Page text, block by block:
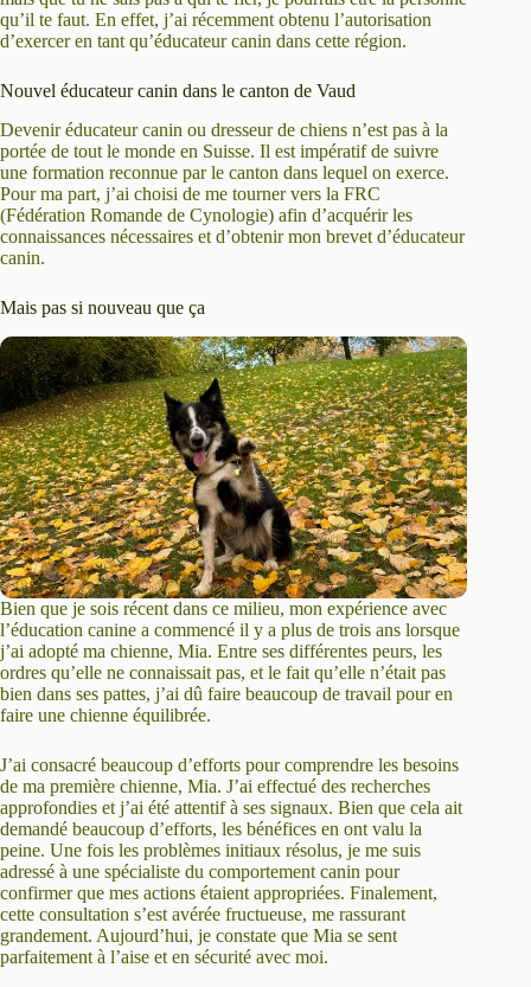
qu’il te faut. En effet, j’ai récemment obtenu l’autorisation
d’exercer en tant qu’éducateur canin dans cette région.
Nouvel éducateur canin dans le canton de Vaud
Devenir éducateur canin ou dresseur de chiens n’est pas à la
portée de tout le monde en Suisse. Il est impératif de suivre
une formation reconnue par le canton dans lequel on exerce.
Pour ma part, j’ai choisi de me tourner vers la FRC
(Fédération Romande de Cynologie) afin d’acquérir les
connaissances nécessaires et d’obtenir mon brevet d’éducateur
canin.
Mais pas si nouveau que ça
Bien que je sois récent dans ce milieu, mon expérience avec
l’éducation canine a commencé il y a plus de trois ans lorsque
j’ai adopté ma chienne, Mia. Entre ses différentes peurs, les
ordres qu’elle ne connaissait pas, et le fait qu’elle n’était pas
bien dans ses pattes, j’ai dû faire beaucoup de travail pour en
faire une chienne équilibrée.
J’ai consacré beaucoup d’efforts pour comprendre les besoins
de ma première chienne, Mia. J’ai effectué des recherches
approfondies et j’ai été attentif à ses signaux. Bien que cela ait
demandé beaucoup d’efforts, les bénéfices en ont valu la
peine. Une fois les problèmes initiaux résolus, je me suis
adressé à une spécialiste du comportement canin pour
confirmer que mes actions étaient appropriées. Finalement,
cette consultation s’est avérée fructueuse, me rassurant
grandement. Aujourd’hui, je constate que Mia se sent
parfaitement à l’aise et en sécurité avec moi.